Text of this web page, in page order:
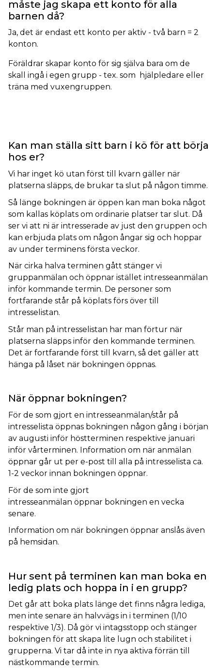
måste jag skapa ett konto för alla
barnen då?
Ja, det är endast ett konto per aktiv - två barn = 2
konton.
Föräldrar skapar konto för sig själva bara om de
skall ingå i egen grupp - tex. som hjälpledare eller
träna med vuxengruppen.
Kan man ställa sitt barn i kö för att börja
hos er?
Vi har inget kö utan först till kvarn gäller när
platserna släpps, de brukar ta slut på någon timme.
Så länge bokningen är öppen kan man boka något
som kallas köplats om ordinarie platser tar slut. Då
ser vi att ni är intresserade av just den gruppen och
kan erbjuda plats om någon ångar sig och hoppar
av under terminens första veckor.
När cirka halva terminen gått stänger vi
gruppanmälan och öppnar istället intresseanmälan
inför kommande termin. De personer som
fortfarande står på köplats förs över till
intresselistan.
Står man på intresselistan har man förtur när
platserna släpps inför den kommande terminen.
Det är fortfarande först till kvarn, så det gäller att
hänga på låset när bokningen öppnas.
När öppnar bokningen?
För de som gjort en intresseanmälan/står på
intresselista öppnas bokningen någon gång i början
av augusti inför höstterminen respektive januari
inför vårterminen. Information om när anmälan
öppnar går ut per e-post till alla på intresselista ca.
1-2 veckor innan bokningen öppnar.
För de som inte gjort
intresseanmälan öppnar bokningen en vecka
senare.
Information om när bokningen öppnar anslås även
på hemsidan.
Hur sent på terminen kan man boka en
ledig plats och hoppa in i en grupp?
Det går att boka plats länge det finns några lediga,
men inte senare än halvvägs in i terminen (1/10
respektive 1/3). Då gör vi intagsstopp och stänger
bokningen för att skapa lite lugn och stabilitet i
grupperna. Vi tar då inte in nya aktiva förrän till
nästkommande termin.